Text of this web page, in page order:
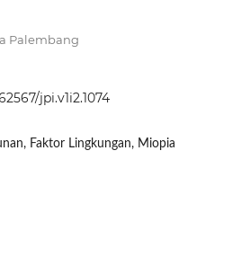
Palembang
jpi.v1i2.1074
Faktor Lingkungan, Miopia